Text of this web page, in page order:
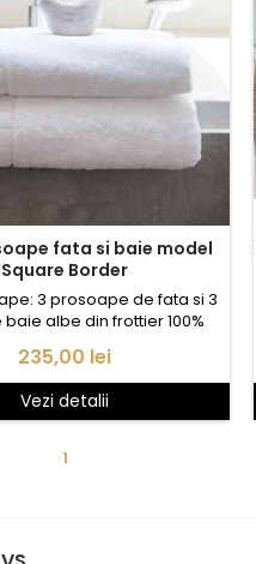
fata si baie model
Square Border
3 prosoape de fata si 3
albe din frottier 100%
fir dublu rasucit si bordura
patratele.
Pret
235,00 lei
Vezi detalii
1